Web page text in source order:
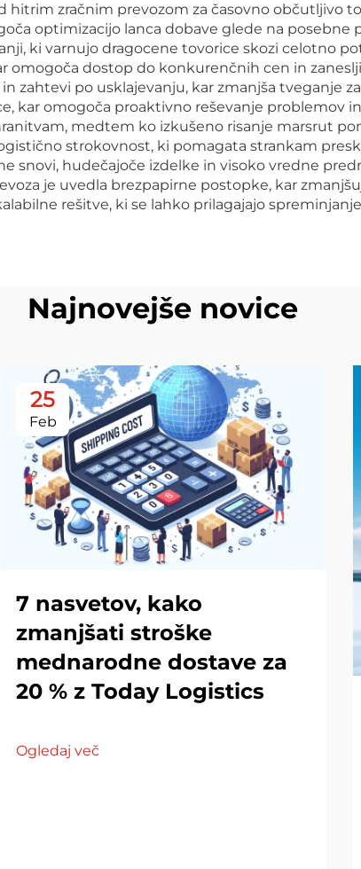
hitrim zračnim prevozom za časovno občutljivo
optimizacijo lanca dobave glede na
ki varnujo dragocene tovorice skozi celotno
omogoča dostop do konkurenčnih cen in
zahtevi po usklajevanju, kar zmanjša tveganje
kar omogoča proaktivno reševanje problemov
medtem ko izkušeno risanje marsrut
strokovnost, ki pomagata strankam
snovi, hudečajoče izdelke in visoko vredne
je uvedla brezpapirne postopke, kar
rešitve, ki se lahko prilagajajo
Najnovejše novice
25
Feb
7 nasvetov, kako
zmanjšati stroške
mednarodne dostave za
20 % z Today Logistics
Ogledaj več